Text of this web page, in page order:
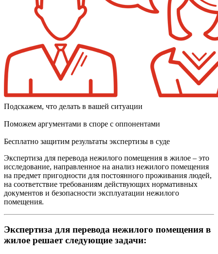
Подскажем, что делать в вашей ситуации
Поможем аргументами в споре с оппонентами
Бесплатно защитим результаты экспертизы в суде
Экспертиза для перевода нежилого помещения в жилое – это
исследование, направленное на анализ нежилого помещения
на предмет пригодности для постоянного проживания людей,
на соответствие требованиям действующих нормативных
документов и безопасности эксплуатации нежилого
помещения.
Экспертиза для перевода нежилого помещения в
жилое решает следующие задачи: